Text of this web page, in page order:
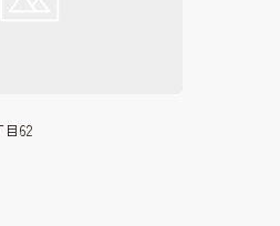
62